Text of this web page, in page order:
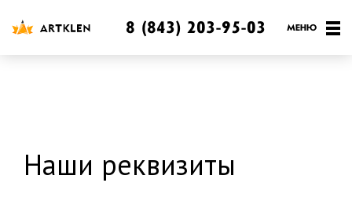
8 (843) 203-95-03
Наши реквизиты